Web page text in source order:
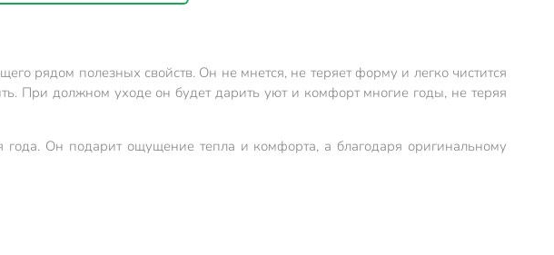
рядом полезных свойств. Он не мнется, не теряет форму и легко чистится
При должном уходе он будет дарить уют и комфорт многие годы, не теряя
Он подарит ощущение тепла и комфорта, а благодаря оригинальному